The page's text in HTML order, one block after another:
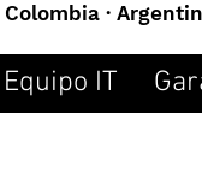
·
Equipo IT